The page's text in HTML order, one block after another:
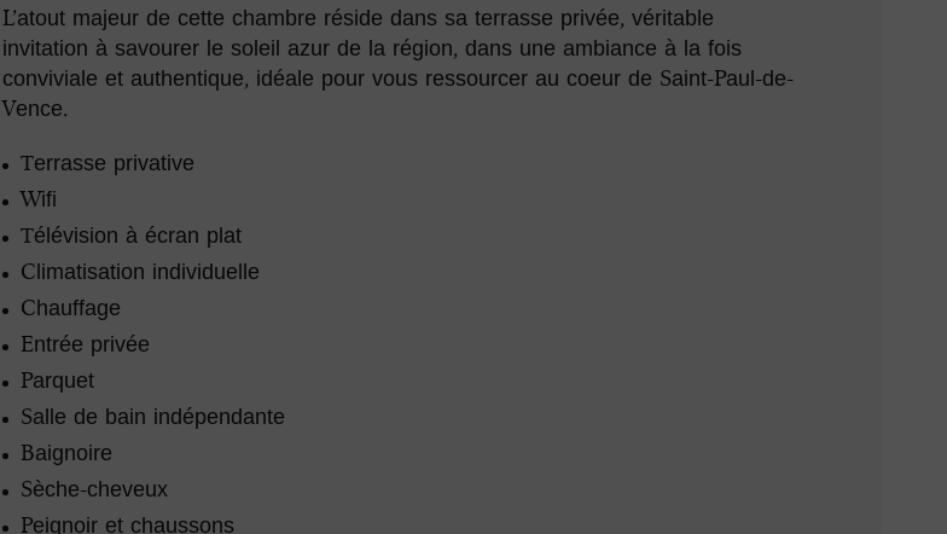
L’atout majeur de cette chambre réside dans sa terrasse privée, véritable
invitation à savourer le soleil azur de la région, dans une ambiance à la fois
conviviale et authentique, idéale pour vous ressourcer au coeur de Saint-Paul-de-
Vence.
Terrasse privative
Wifi
Télévision à écran plat
Climatisation individuelle
Chauffage
Entrée privée
Parquet
Salle de bain indépendante
Baignoire
Sèche-cheveux
Peignoir et chaussons